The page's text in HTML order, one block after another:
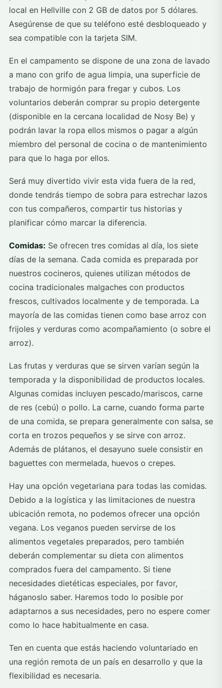
local en Hellville con 2 GB de datos por 5 dólares.
Asegúrense de que su teléfono esté desbloqueado y
sea compatible con la tarjeta SIM.
En el campamento se dispone de una zona de lavado
a mano con grifo de agua limpia, una superficie de
trabajo de hormigón para fregar y cubos. Los
voluntarios deberán comprar su propio detergente
(disponible en la cercana localidad de Nosy Be) y
podrán lavar la ropa ellos mismos o pagar a algún
miembro del personal de cocina o de mantenimiento
para que lo haga por ellos.
Será muy divertido vivir esta vida fuera de la red,
donde tendrás tiempo de sobra para estrechar lazos
con tus compañeros, compartir tus historias y
planificar cómo marcar la diferencia.
Comidas: Se ofrecen tres comidas al día, los siete
días de la semana. Cada comida es preparada por
nuestros cocineros, quienes utilizan métodos de
cocina tradicionales malgaches con productos
frescos, cultivados localmente y de temporada. La
mayoría de las comidas tienen como base arroz con
frijoles y verduras como acompañamiento (o sobre el
arroz).
Las frutas y verduras que se sirven varían según la
temporada y la disponibilidad de productos locales.
Algunas comidas incluyen pescado/mariscos, carne
de res (cebú) o pollo. La carne, cuando forma parte
de una comida, se prepara generalmente con salsa, se
corta en trozos pequeños y se sirve con arroz.
Además de plátanos, el desayuno suele consistir en
baguettes con mermelada, huevos o crepes.
Hay una opción vegetariana para todas las comidas.
Debido a la logística y las limitaciones de nuestra
ubicación remota, no podemos ofrecer una opción
vegana. Los veganos pueden servirse de los
alimentos vegetales preparados, pero también
deberán complementar su dieta con alimentos
comprados fuera del campamento. Si tiene
necesidades dietéticas especiales, por favor,
háganoslo saber. Haremos todo lo posible por
adaptarnos a sus necesidades, pero no espere comer
como lo hace habitualmente en casa.
Ten en cuenta que estás haciendo voluntariado en
una región remota de un país en desarrollo y que la
flexibilidad es necesaria.